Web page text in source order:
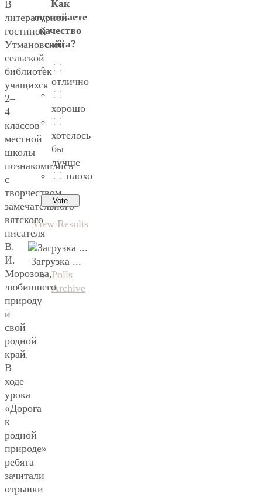
В
литературной
гостиной
Утмановской
сельской
библиотек
учащихся
2–
4
классов
местной
школы
познакомились
с
творчеством
замечательного
вятского
писателя
В.
И.
Морозова,
любившего
природу
и
свой
родной
край.
В
ходе
урока
«Дорога
к
родной
природе»
ребята
зачитали
отрывки
Как
оцениваете
качество
сайта?
отлично
хорошо
хотелось
бы
лучше
плохо
View Results
Загрузка ...
Polls
Archive